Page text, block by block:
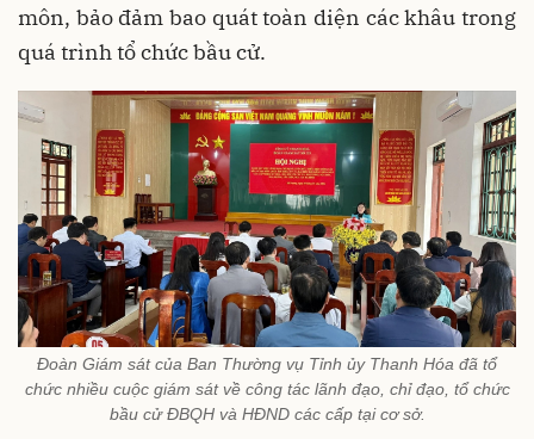
môn, bảo đảm bao quát toàn diện các khâu trong
quá trình tổ chức bầu cử.
Đoàn Giám sát của Ban Thường vụ Tỉnh ủy Thanh Hóa đã tổ
chức nhiều cuộc giám sát về công tác lãnh đạo, chỉ đạo, tổ chức
bầu cử ĐBQH và HĐND các cấp tại cơ sở.